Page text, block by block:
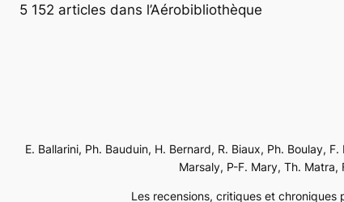
5 152 articles dans l’Aérobibliothèque
E. Ballarini, Ph. Bauduin, H. Bernard, R. Biaux, Ph. Boulay,
Marsaly, P-F. Mary, Th. Matra,
Les recensions, critiques et chroniques